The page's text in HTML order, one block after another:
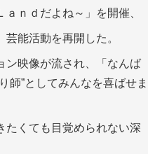
ｄだよね～」を開催、
能活動を再開した。
ン映像が流され、「なんば
師”としてみんなを喜ばせま
たくても目覚められない深